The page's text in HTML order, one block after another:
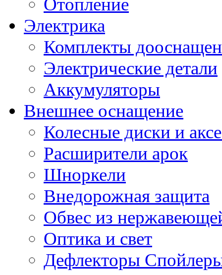
Отопление
Электрика
Комплекты
Электрические детали
Аккумуляторы
Внешнее оснащение
Колесные диски и
Расширители арок
Шноркели
Внедорожная защита
Обвес из
Оптика и свет
Дефлекторы